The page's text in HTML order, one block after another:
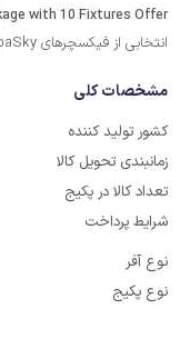
with 10 Fixtures Offer
انتخابی از فیکسچرهای CopaSky
مشخصات کلی
کشور تولید کننده
زمانبندی تحویل کالا
تعداد کالا در پکیج
شرایط پرداخت
نوع آفر
نوع پکیج